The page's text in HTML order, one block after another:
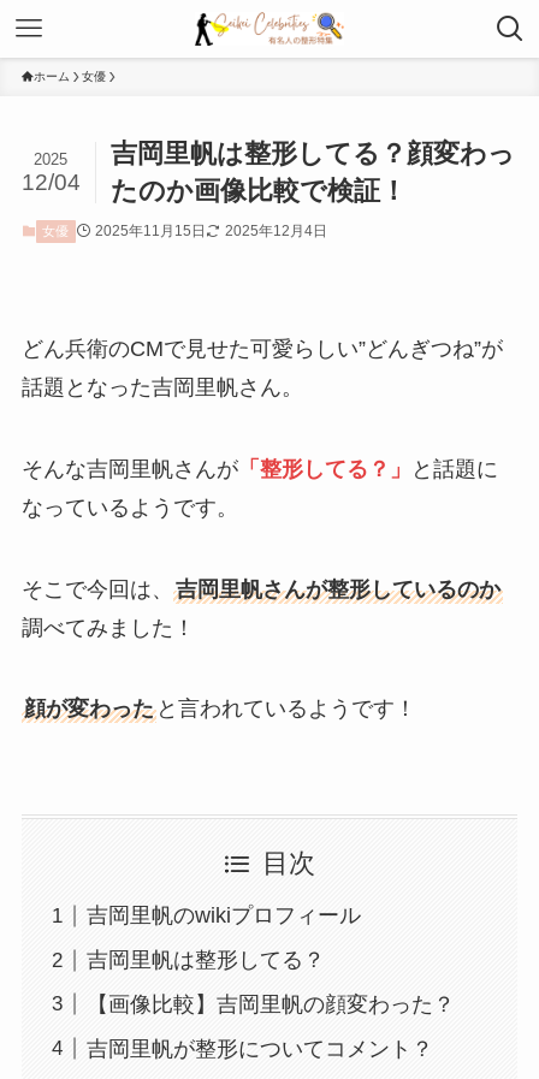
ホーム 女優
吉岡里帆は整形してる？顔変わっ
たのか画像比較で検証！
2025
12/04
女優 2025年11月15日 2025年12月4日
どん兵衛のCMで見せた可愛らしい”どんぎつね”が
話題となった吉岡里帆さん。
そんな吉岡里帆さんが「整形してる？」
と話題に
なっているようです。
そこで今回は、 吉岡里帆さんが整形しているのか
調べてみました！
顔が変わったと言われているようです！
目次
吉岡里帆のwikiプロフィール
吉岡里帆は整形してる？
【画像比較】吉岡里帆の顔変わった？
吉岡里帆が整形についてコメント？